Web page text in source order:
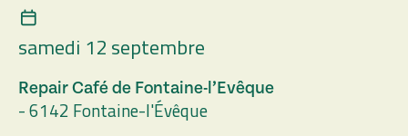
samedi 12 septembre
Repair Café de Fontaine-l’Evêque
-6142 Fontaine-l'Évêque